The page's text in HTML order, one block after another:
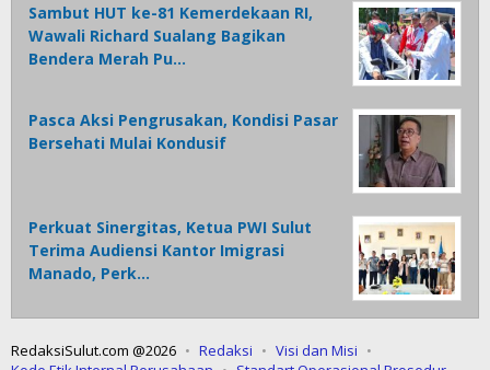
Sambut HUT ke-81 Kemerdekaan RI,
Wawali Richard Sualang Bagikan
Bendera Merah Pu…
Pasca Aksi Pengrusakan, Kondisi Pasar
Bersehati Mulai Kondusif
Perkuat Sinergitas, Ketua PWI Sulut
Terima Audiensi Kantor Imigrasi
Manado, Perk…
RedaksiSulut.com @2026 Redaksi
Visi dan Misi